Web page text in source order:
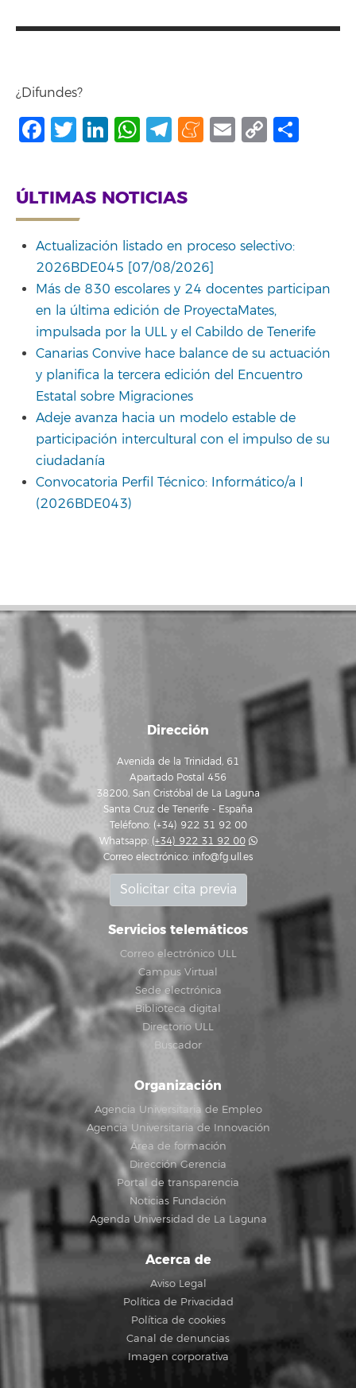
¿Difundes?
Facebook
Twitter
LinkedIn
WhatsApp
Telegram
Meneame
Email
Copy
ÚLTIMAS NOTICIAS
Actualización listado en proceso selectivo:
2026BDE045 [07/08/2026]
Más de 830 escolares y 24 docentes participan
en la última edición de ProyectaMates,
impulsada por la ULL y el Cabildo de Tenerife
Canarias Convive hace balance de su actuación
y planifica la tercera edición del Encuentro
Estatal sobre Migraciones
Adeje avanza hacia un modelo estable de
participación intercultural con el impulso de su
ciudadanía
Convocatoria Perfil Técnico: Informático/a I
(2026BDE043)
Dirección
Avenida de la Trinidad, 61
Apartado Postal 456
38200, San Cristóbal de La Laguna
Santa Cruz de Tenerife - España
Teléfono: (+34) 922 31 92 00
Whatsapp: (+34) 922 31 92 00
Correo electrónico: info@fg.ull.es
Solicitar cita previa
Servicios telemáticos
Correo electrónico ULL
Campus Virtual
Sede electrónica
Biblioteca digital
Directorio ULL
Buscador
Organización
Agencia Universitaria de Empleo
Agencia Universitaria de Innovación
Área de formación
Dirección Gerencia
Portal de transparencia
Noticias Fundación
Agenda Universidad de La Laguna
Acerca de
Aviso Legal
Política de Privacidad
Política de cookies
Canal de denuncias
Imagen corporativa